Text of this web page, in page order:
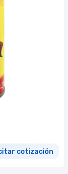
cotización